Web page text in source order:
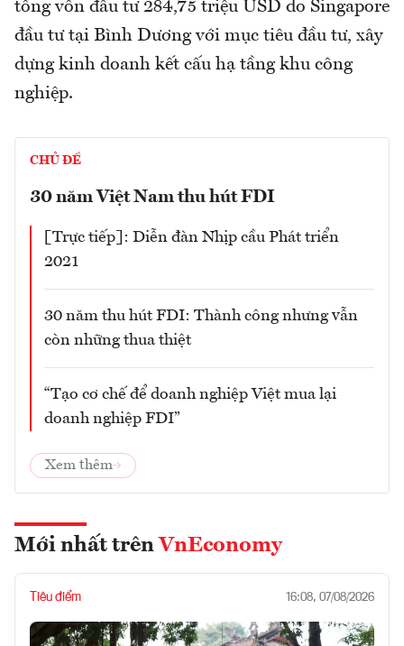
tổng vốn đầu tư 284,75 triệu USD do Singapore
đầu tư tại Bình Dương với mục tiêu đầu tư, xây
dựng kinh doanh kết cấu hạ tầng khu công
nghiệp.
CHỦ ĐỀ
30 năm Việt Nam thu hút FDI
[Trực tiếp]: Diễn đàn Nhịp cầu Phát triển
2021
30 năm thu hút FDI: Thành công nhưng vẫn
còn những thua thiệt
“Tạo cơ chế để doanh nghiệp Việt mua lại
doanh nghiệp FDI”
Xem thêm
Mới nhất trên VnEconomy
Tiêu điểm 16:08, 07/08/2026